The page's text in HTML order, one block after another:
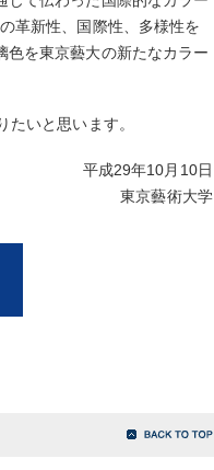
革新性、国際性、多様性を
色を東京藝大の新たなカラー
いと思います。
平成29年10月10日
東京藝術大学